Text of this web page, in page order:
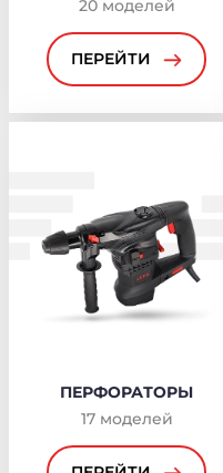
20 моделей
ПЕРЕЙТИ
ПЕРФОРАТОРЫ
17 моделей